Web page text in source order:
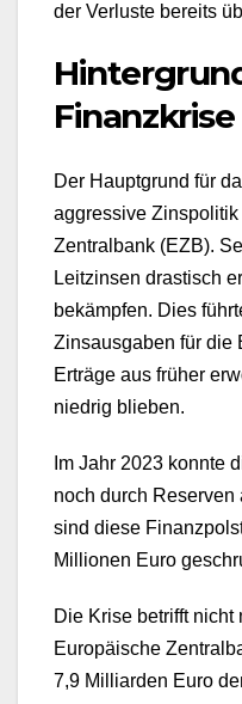
der Verluste bereits
Finanzkrise
Der Hauptgrund für
aggressive
Zentralbank (EZB).
Leitzinsen drastisch
bekämpfen. Dies
Zinsausgaben für die
Erträge aus früher
niedrig blieben.
Im Jahr 2023 konnte
noch durch
sind diese
Millionen Euro
Die Krise betrifft
Europäische
7,9 Milliarden Euro